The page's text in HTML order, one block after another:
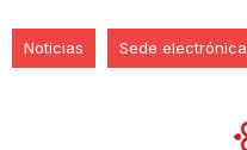
Noticias Sede electrónica